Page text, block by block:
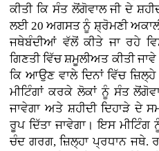
ਕੀਤੀ ਕਿ ਸੰਤ ਲੋਂਗੋਵਾਲ ਜੀ ਦੇ
ਲਈ 20 ਅਗਸਤ ਨੂੰ ਸ਼੍ਰੋਮਣੀ
ਜਥੇਬੰਦੀਆਂ ਵੱਲੋਂ ਕੀਤੇ ਜਾ ਰਹੇ
ਗਿਣਤੀ ਵਿੱਚ ਸ਼ਮੂਲੀਅਤ ਕੀਤੀ
ਕਿ ਆਉਣ ਵਾਲੇ ਦਿਨਾਂ ਵਿੱਚ
ਮੀਟਿੰਗਾਂ ਕਰਕੇ ਲੋਕਾਂ ਨੂੰ ਸੰਤ
ਜਾਵੇਗਾ ਅਤੇ ਸ਼ਹੀਦੀ ਦਿਹਾੜੇ ਦੇ
ਰੂਪ ਦਿੱਤਾ ਜਾਵੇਗਾ। ਇਸ
ਚੰਦ ਗਰਗ, ਜ਼ਿਲ੍ਹਾ ਪ੍ਰਧਾਨ ਜਥੇ.